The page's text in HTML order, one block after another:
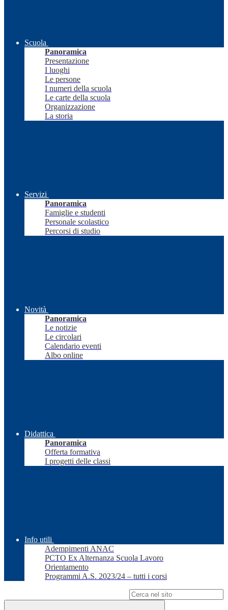
Scuola
Panoramica
Presentazione
I luoghi
Le persone
I numeri della scuola
Le carte della scuola
Organizzazione
La storia
Servizi
Panoramica
Famiglie e studenti
Personale scolastico
Percorsi di studio
Novità
Panoramica
Le notizie
Le circolari
Calendario eventi
Albo online
Didattica
Panoramica
Offerta formativa
I progetti delle classi
Info utili
Adempimenti ANAC
PCTO Ex Alternanza Scuola Lavoro
Orientamento
Programmi A.S. 2023/24 – tutti i corsi